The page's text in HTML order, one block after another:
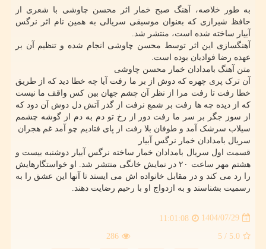
به طور خلاصه، آهنگ صبح خمار اثر محسن چاوشی با شعری از
حافظ شیرازی که بعنوان موسیقی سریالی به همین نام اثر نرگس
آبیار ساخته شده است، منتشر شد.
آهنگسازی این اثر توسط محسن چاوشی انجام شده و تنظیم آن بر
عهده رضا فوادیان بوده است.
متن آهنگ بامدادان خمار محسن چاوشی
آن ترک پری چهره که دوش از بر ما رفت آیا چه خطا دید که از طریق
خطا رفت تا رفت مرا از نظر آن چشم جهان بین کس واقف ما نیست
که از دیده چه ها رفت بر شمع نرفت از گذر آتش دل دوش آن دود که
از سوز جگر بر سر ما رفت دور از رخ تو دم به دم از گوشه چشمم
سیلاب سرشک آمد و طوفان بلا رفت از پای فتادیم چو آمد غم هجران
سریال بامدادان خمار نرگس آبیار
قسمت اول سریال بامدادان خمار ساخته نرگس آبیار دوشنبه بیست و
هشتم مهر ساعت ۲۰ در نمایش خانگی منتشر شد. او خواستگارهایش
را رد می کند و در مقابل خانواده اش می ایستد تا آنها این عشق را به
رسمیت بشناسند و به ازدواج او با رحیم رضایت دهند.
1404/07/29
11:01:08
5.0
/ 5
286